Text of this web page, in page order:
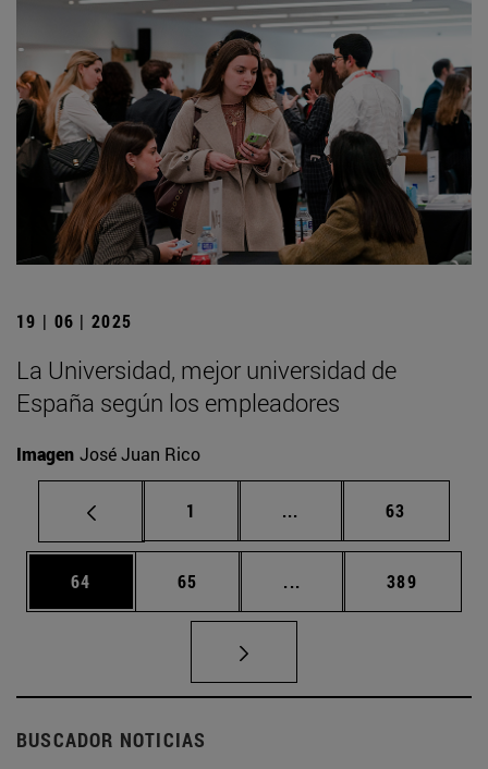
19 | 06 | 2025
La Universidad, mejor universidad de
España según los empleadores
Imagen José Juan Rico
Página
1 ... Páginas intermedias
Página
63
Página
64 Página
65 ... Páginas intermedias
Página
389
BUSCADOR NOTICIAS